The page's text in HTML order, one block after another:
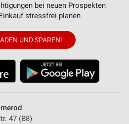
bei neuen Prospekten
stressfrei planen
UND SPAREN!
47 (B8)